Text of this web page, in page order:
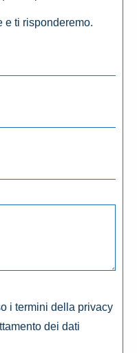
e ti risponderemo.
i termini della privacy
dei dati